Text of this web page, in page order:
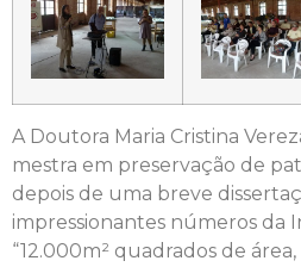
A Doutora Maria Cristina
mestra em preservação de
depois de uma breve
impressionantes números da
“12.000m² quadrados de